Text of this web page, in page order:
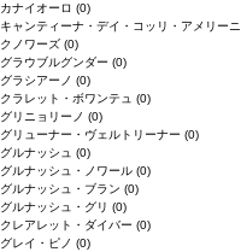
カナイオーロ (0)
キャンティーナ・デイ・コッリ・アメリーニ
クノワーズ (0)
グラウブルグンダー (0)
グラシアーノ (0)
クラレット・ボワンテュ (0)
グリニョリーノ (0)
グリューナー・ヴェルトリーナー (0)
グルナッシュ (0)
グルナッシュ・ノワール (0)
グルナッシュ・ブラン (0)
グルナッシュ・グリ (0)
クレアレット・ダイバー (0)
グレイ・ピノ (0)